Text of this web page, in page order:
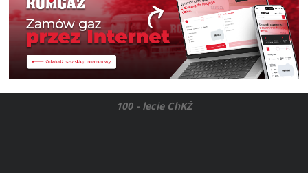
100 - lecie ChKŻ